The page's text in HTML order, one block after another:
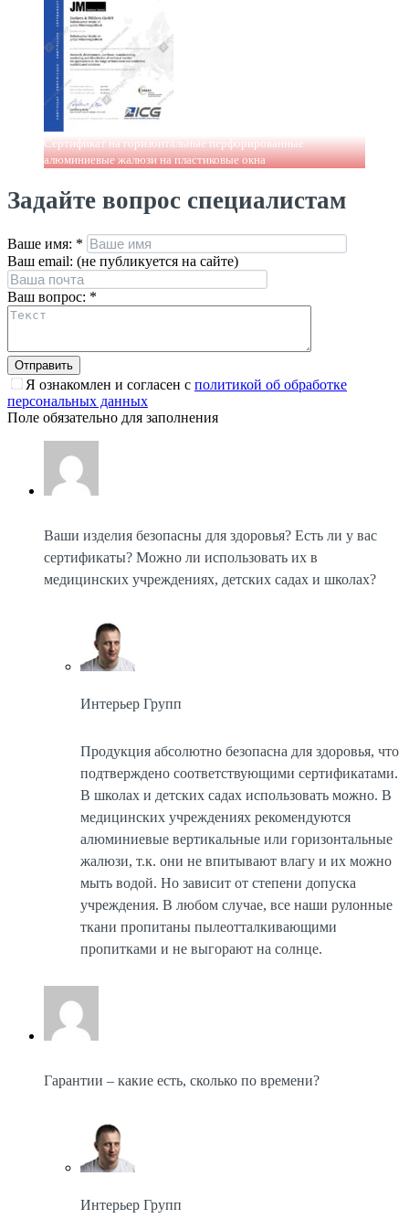
Сертификат на горизонтальные перфорированные
алюминиевые жалюзи на пластиковые окна
Задайте вопрос специалистам
Ваше имя: *
Ваш email: (не публикуется на сайте)
Ваш вопрос: *
Я ознакомлен и согласен с политикой об обработке
персональных данных
Поле обязательно для заполнения
Ваши изделия безопасны для здоровья? Есть ли у вас
сертификаты? Можно ли использовать их в
медицинских учреждениях, детских садах и школах?
Интерьер Групп
Продукция абсолютно безопасна для здоровья, что
подтверждено соответствующими сертификатами.
В школах и детских садах использовать можно. В
медицинских учреждениях рекомендуются
алюминиевые вертикальные или горизонтальные
жалюзи, т.к. они не впитывают влагу и их можно
мыть водой. Но зависит от степени допуска
учреждения. В любом случае, все наши рулонные
ткани пропитаны пылеотталкивающими
пропитками и не выгорают на солнце.
Гарантии – какие есть, сколько по времени?
Интерьер Групп